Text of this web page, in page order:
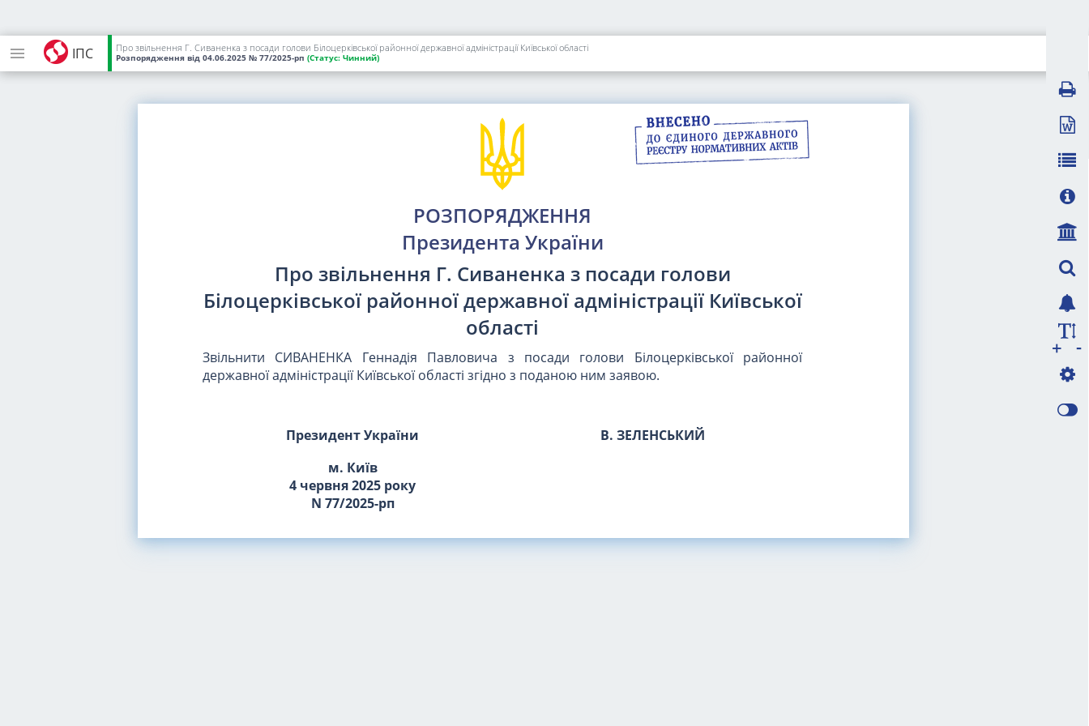
ІПС Про звільнення Г. Сиваненка з посади голови Білоцерківської районної державної адміністрації Київської області
Розпорядження від 04.06.2025 № 77/2025-рп (Статус: Чинний)
РОЗПОРЯДЖЕННЯ
Президента України
Про звільнення Г. Сиваненка з посади голови
Білоцерківської районної державної адміністрації Київської
області
Звільнити СИВАНЕНКА Геннадія Павловича з посади голови Білоцерківської районної
державної адміністрації Київської області згідно з поданою ним заявою.
Президент України
В. ЗЕЛЕНСЬКИЙ
м. Київ
4 червня 2025 року
N 77/2025-рп
-
+